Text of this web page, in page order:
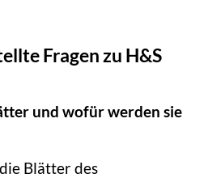
Fragen zu H&S
und wofür werden sie
Blätter des